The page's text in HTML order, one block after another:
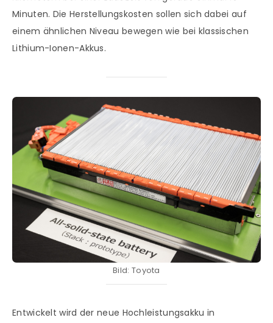
Minuten. Die Herstellungskosten sollen sich dabei auf
einem ähnlichen Niveau bewegen wie bei klassischen
Lithium-Ionen-Akkus.
Bild: Toyota
Entwickelt wird der neue Hochleistungsakku in